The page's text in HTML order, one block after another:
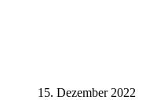
15. Dezember 2022